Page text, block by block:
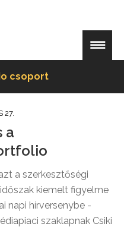
csoport
27.
a
a szerkesztőségi
kiemelt figyelme
napi hírversenybe -
szaklapnak Csiki